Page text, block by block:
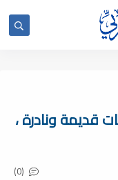
طبعات قديمة ونادرة ،
(0)